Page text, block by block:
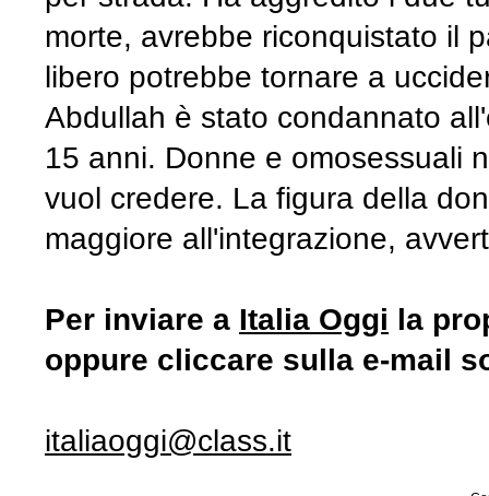
morte, avrebbe riconquistato il
libero potrebbe tornare a
Abdullah è stato condannato
15 anni. Donne e omosessuali
vuol credere. La figura della
maggiore all'integrazione,
Per inviare a Italia Oggi la
oppure cliccare sulla e-mail
italiaoggi@class.it